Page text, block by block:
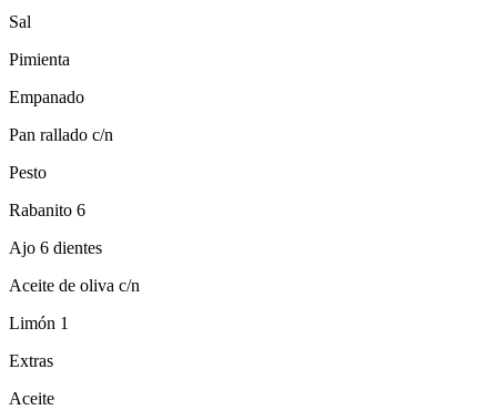
Sal
Pimienta
Empanado
Pan rallado c/n
Pesto
Rabanito 6
Ajo 6 dientes
Aceite de oliva c/n
Limón 1
Extras
Aceite